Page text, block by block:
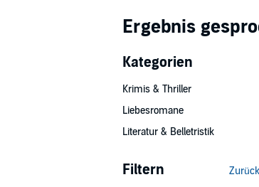
Ergebnis
Kategorien
Krimis & Thriller
Liebesromane
Literatur & Belletristik
Filtern